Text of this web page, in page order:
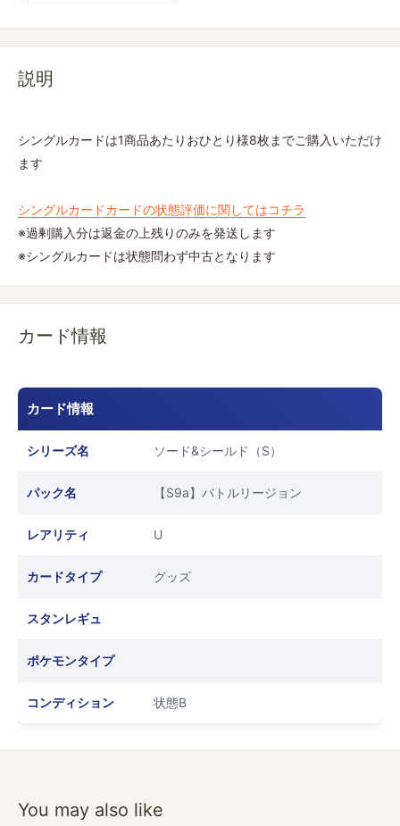
説明
シングルカードは1商品あたりおひとり様8枚までご購入いただけ
ます
シングルカードカードの状態評価に関してはコチラ
※過剰購入分は返金の上残りのみを発送します
※シングルカードは状態問わず中古となります
カード情報
カード情報
シリーズ名 ソード&シールド（S）
パック名 【S9a】バトルリージョン
レアリティ U
カードタイプ グッズ
スタンレギュ
ポケモンタイプ
コンディション 状態B
You may also like